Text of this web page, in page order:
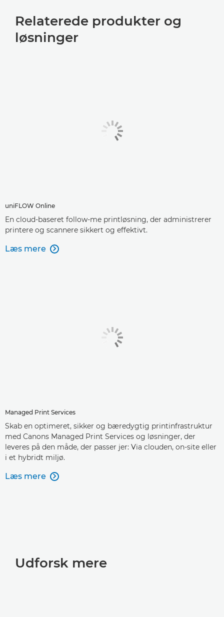
Relaterede produkter og
løsninger
uniFLOW Online
En cloud-baseret follow-me printløsning, der administrerer
printere og scannere sikkert og effektivt.
Læs mere 
Managed Print Services
Skab en optimeret, sikker og bæredygtig printinfrastruktur
med Canons Managed Print Services og løsninger, der
leveres på den måde, der passer jer: Via clouden, on-site eller
i et hybridt miljø.
Læs mere 
Udforsk mere